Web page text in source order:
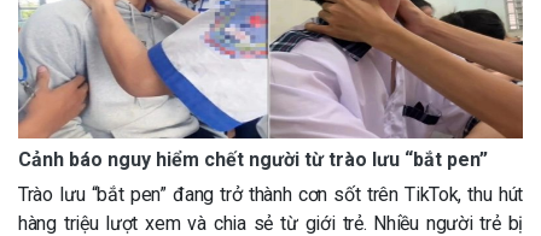
Cảnh báo nguy hiểm chết người từ trào lưu “bắt pen”
Trào lưu “bắt pen” đang trở thành cơn sốt trên TikTok, thu hút
hàng triệu lượt xem và chia sẻ từ giới trẻ. Nhiều người trẻ bị